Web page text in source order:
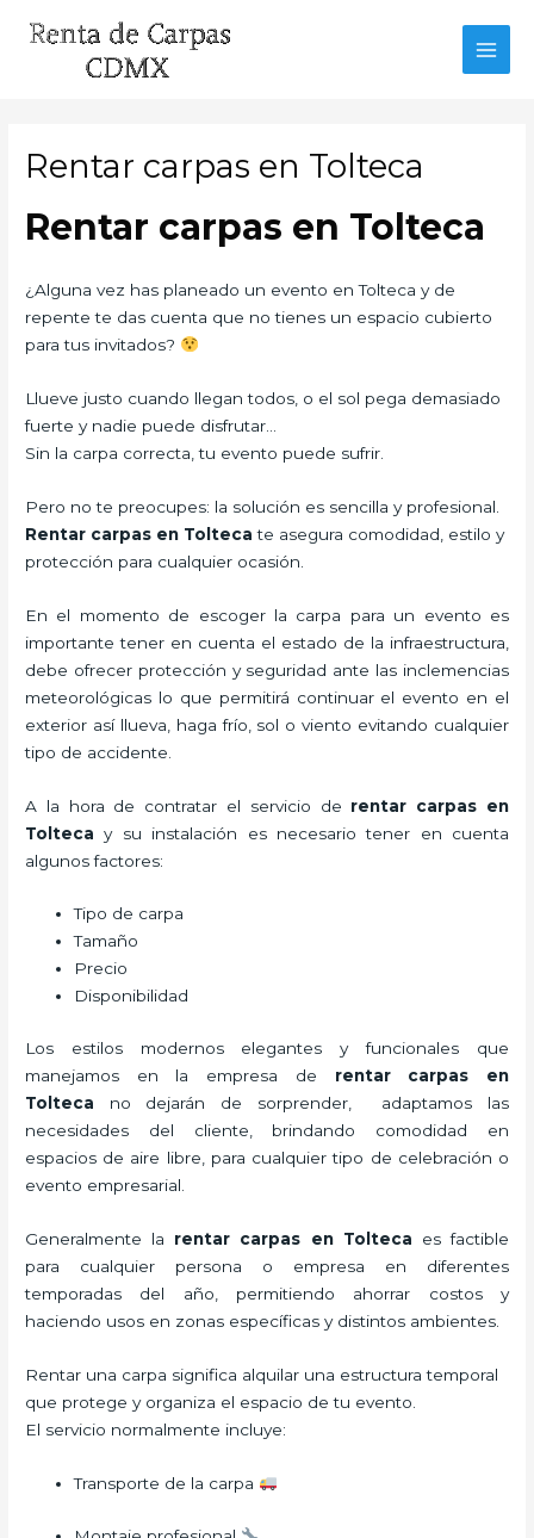
Rentar carpas en Tolteca
Rentar carpas en Tolteca
¿Alguna vez has planeado un evento en Tolteca y de
repente te das cuenta que no tienes un espacio cubierto
para tus invitados?
Llueve justo cuando llegan todos, o el sol pega demasiado
fuerte y nadie puede disfrutar…
Sin la carpa correcta, tu evento puede sufrir.
Pero no te preocupes: la solución es sencilla y profesional.
Rentar carpas en Toltecate asegura comodidad, estilo y
protección para cualquier ocasión.
En el momento de escoger la carpa para un evento es
importante tener en cuenta el estado de la infraestructura,
debe ofrecer protección y seguridad ante las inclemencias
meteorológicas lo que permitirá continuar el evento en el
exterior así llueva, haga frío, sol o viento evitando cualquier
tipo de accidente.
A la hora de contratar el servicio de rentar carpas en
Tolteca y su instalación es necesario tener en cuenta
algunos factores:
Tipo de carpa
Tamaño
Precio
Disponibilidad
Los estilos modernos elegantes y funcionales que
manejamos en la empresa de rentar carpas en
Tolteca no dejarán de sorprender, adaptamos las
necesidades del cliente, brindando comodidad en
espacios de aire libre, para cualquier tipo de celebración o
evento empresarial.
Generalmente la rentar carpas en Tolteca es factible
para cualquier persona o empresa en diferentes
temporadas del año, permitiendo ahorrar costos y
haciendo usos en zonas específicas y distintos ambientes.
Rentar una carpa significa alquilar una estructura temporal
que protege y organiza el espacio de tu evento.
El servicio normalmente incluye:
Transporte de la carpa